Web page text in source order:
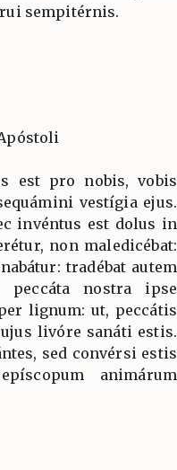
sempitérnis.
est pro nobis, vobis
vestígia ejus.
invéntus est dolus in
non maledicébat:
tradébat autem
nostra ipse
lignum: ut, peccátis
livóre sanáti estis.
sed convérsi estis
animárum